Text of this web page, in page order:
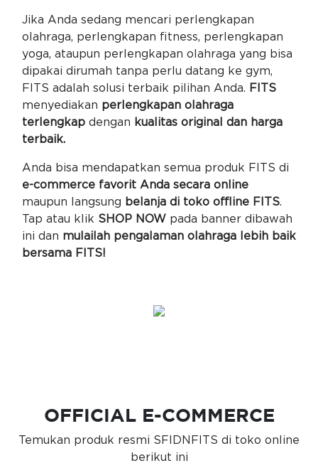
Jika Anda sedang mencari perlengkapan
olahraga, perlengkapan fitness, perlengkapan
yoga, ataupun perlengkapan olahraga yang bisa
dipakai dirumah tanpa perlu datang ke gym,
FITS adalah solusi terbaik pilihan Anda. FITS
menyediakan perlengkapan olahraga
terlengkapdengan kualitas original dan harga
terbaik.
Anda bisa mendapatkan semua produk FITS di
e-commerce favorit Anda secara online
maupun langsung belanja di toko offline FITS.
Tap atau klik SHOP NOW pada banner dibawah
ini dan mulailah pengalaman olahraga lebih baik
bersama FITS!
OFFICIAL E-COMMERCE
Temukan produk resmi SFIDNFITS di toko online
berikut ini